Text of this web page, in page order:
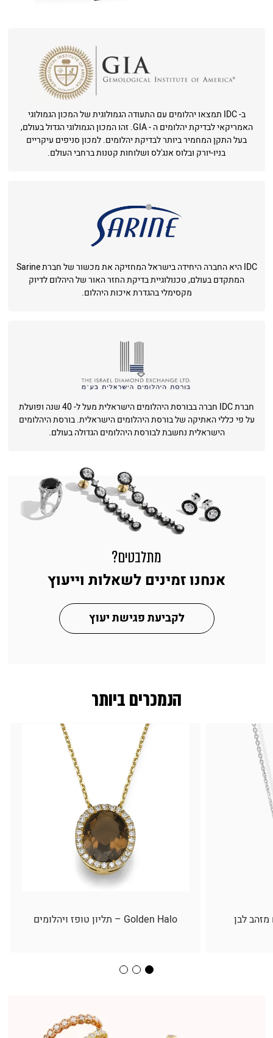
ב- IDC תמצאו יהלומים עם התעודה הגמולוגית של המכון הגמולוגי
האמריקאי לבדיקת יהלומים ה - GIA. זהו המכון הגמולוגי הגדול בעולם,
בעל התקן המחמיר ביותר לבדיקת יהלומים. למכון סניפים עיקריים
בניו-יורק ובלוס אנג'לס ושלוחות קטנות ברחבי העולם.
IDC היא החברה היחידה בישראל המחזיקה את מכשור של חברת Sarine
המתקדם בעולם, טכנולוגיית בדיקת החזר האור של היהלום לדיוק
מקסימלי בהגדרת איכות היהלום.
חברת IDC חברה בבורסת היהלומים הישראלית מעל ל- 40 שנה ופועלת
על פי כללי האתיקה של בורסת היהלומים הישראלית. בורסת היהלומים
הישראלית נחשבת לבורסת היהלומים הגדולה בעולם.
הנמכרים ביותר
מזהב לבן Golden Halo – תליון טופז ויהלומים
מתלבטים?
אנחנו זמינים לשאלות וייעוץ
לקביעת פגישת יעוץ